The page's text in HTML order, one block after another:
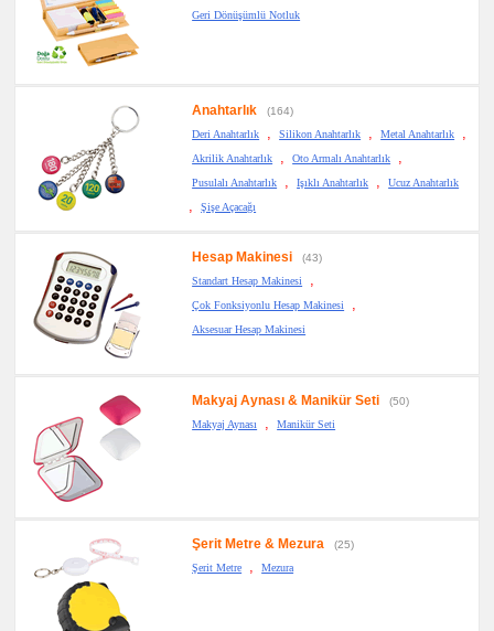
Geri Dönüşümlü Notluk
Anahtarlık
(164)
Deri Anahtarlık
, Silikon Anahtarlık , Metal Anahtarlık ,
Akrilik Anahtarlık , Oto Armalı Anahtarlık ,
Pusulalı Anahtarlık , Işıklı Anahtarlık , Ucuz Anahtarlık
, Şişe Açacağı
Hesap Makinesi
(43)
Standart Hesap Makinesi
,
Çok Fonksiyonlu Hesap Makinesi ,
Aksesuar Hesap Makinesi
Makyaj Aynası & Manikür Seti
(50)
Makyaj Aynası
, Manikür Seti
Şerit Metre & Mezura
(25)
Şerit Metre
, Mezura